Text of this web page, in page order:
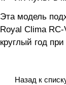
Эта модель
Royal Clima
круглый год
Назад к